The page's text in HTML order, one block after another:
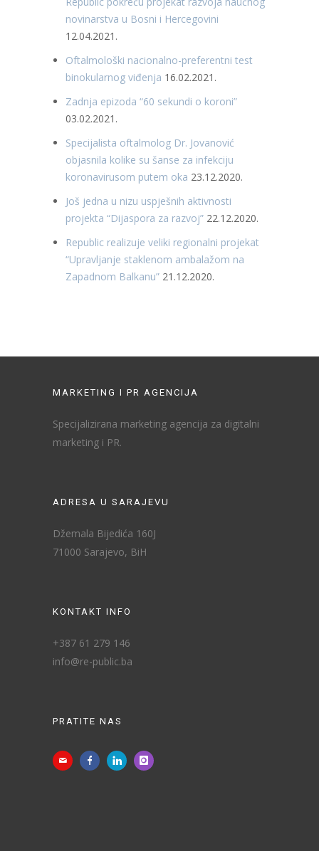
novinarstva u Bosni i Hercegovini
12.04.2021.
Oftalmološki nacionalno-preferentni test
binokularnog viđenja 16.02.2021.
Zadnja epizoda “60 sekundi o koroni”
03.02.2021.
Specijalista oftalmolog Dr. Jovanović
objasnila kolike su šanse za infekciju
koronavirusom putem oka 23.12.2020.
Još jedna u nizu uspješnih aktivnosti
projekta “Dijaspora za razvoj” 22.12.2020.
Republic realizuje veliki regionalni projekat
“Upravljanje staklenom ambalažom na
Zapadnom Balkanu” 21.12.2020.
MARKETING I PR AGENCIJA
Specijalizirana marketing agencija za digitalni
marketing i PR.
ADRESA U SARAJEVU
Džemala Bijedića 160J
71000 Sarajevo, BiH
KONTAKT INFO
+387 61 279 146
info@re-public.ba
PRATITE NAS